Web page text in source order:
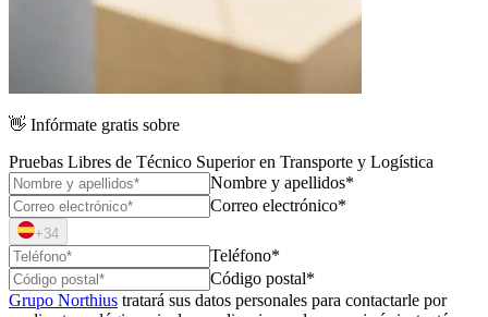
👋 Infórmate gratis sobre
Pruebas Libres de Técnico Superior en Transporte y Logística
Nombre y apellidos*
Correo electrónico*
+34
Teléfono*
Código postal*
Grupo Northius tratará sus datos personales para contactarle por